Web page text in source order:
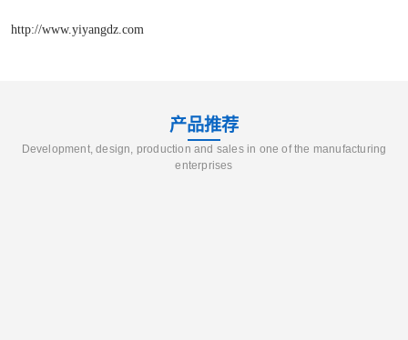
http://www.yiyangdz.com
产品推荐
Development, design, production and sales in one of the manufacturing
enterprises